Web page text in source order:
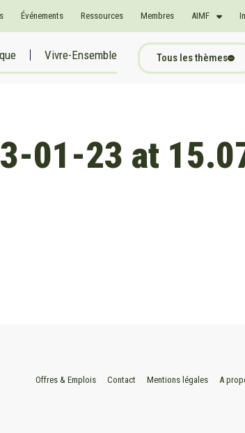
Événements Ressources Membres AIMF
Vivre-Ensemble Tous les thèmes
01-23 at
Offres & Emplois Contact Mentions légales A